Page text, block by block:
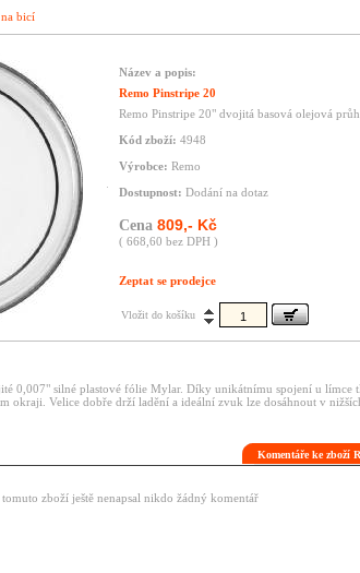
bicí
Název a popis:
Remo Pinstripe 20
Remo Pinstripe 20" dvojitá basová olejová
Kód zboží: 4948
Výrobce: Remo
Dostupnost: Dodání na dotaz
Cena 809,- Kč
( 668,60 bez DPH )
Zeptat se prodejce
Vložit do košíku
0,007" silné plastové fólie Mylar. Díky unikátnímu spojení u límce
okraji. Velice dobře drží ladění a ideální zvuk lze dosáhnout v
Komentáře ke zboží
zboží ještě nenapsal nikdo žádný komentář